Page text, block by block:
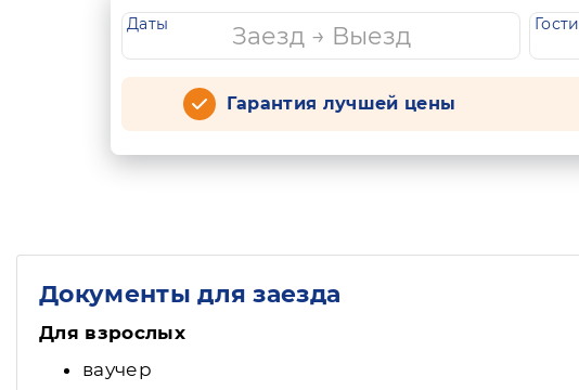
Даты Гости
Гарантия лучшей цены
Документы для заезда
Для взрослых
ваучер